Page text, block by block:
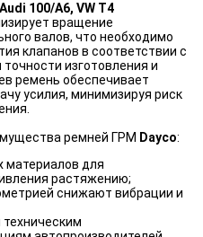
Audi 100/A6, VW T4
вращение
валов, что необходимо
клапанов в соответствии с
изготовления и
ремень обеспечивает
усилия, минимизируя риск
ремней ГРМ Dayco:
материалов для
растяжению;
снижают вибрации и